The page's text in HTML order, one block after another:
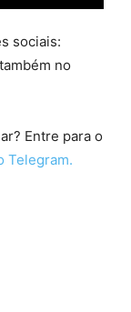
sociais:
no
Entre para o
Telegram.